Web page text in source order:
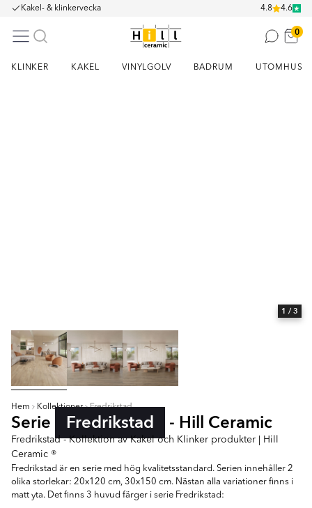
Kakel- & klinkervecka 4.8 4.6
0
KLINKER KAKEL VINYLGOLV BADRUM UTOMHUS
Hem Kollektioner Fredrikstad
Serie Fredrikstad - Hill Ceramic
Fredrikstad - Kollektion av Kakel och Klinker produkter | Hill
Ceramic ®
Fredrikstad är en serie med hög kvalitetsstandard. Serien innehåller 2
olika storlekar: 20x120 cm, 30x150 cm. Nästan alla variationer finns i
matt yta. Det finns 3 huvud färger i serie Fredrikstad:
1 / 3